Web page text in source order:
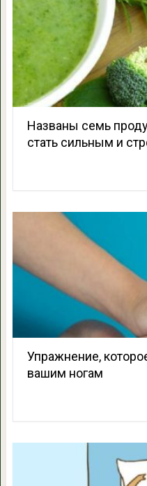
Названы семь
стать сильным и
Упражнение,
вашим ногам